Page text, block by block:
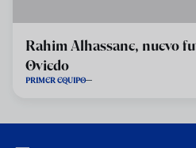
Rahim Alhassane, nuevo
Oviedo
PRIMER EQUIPO